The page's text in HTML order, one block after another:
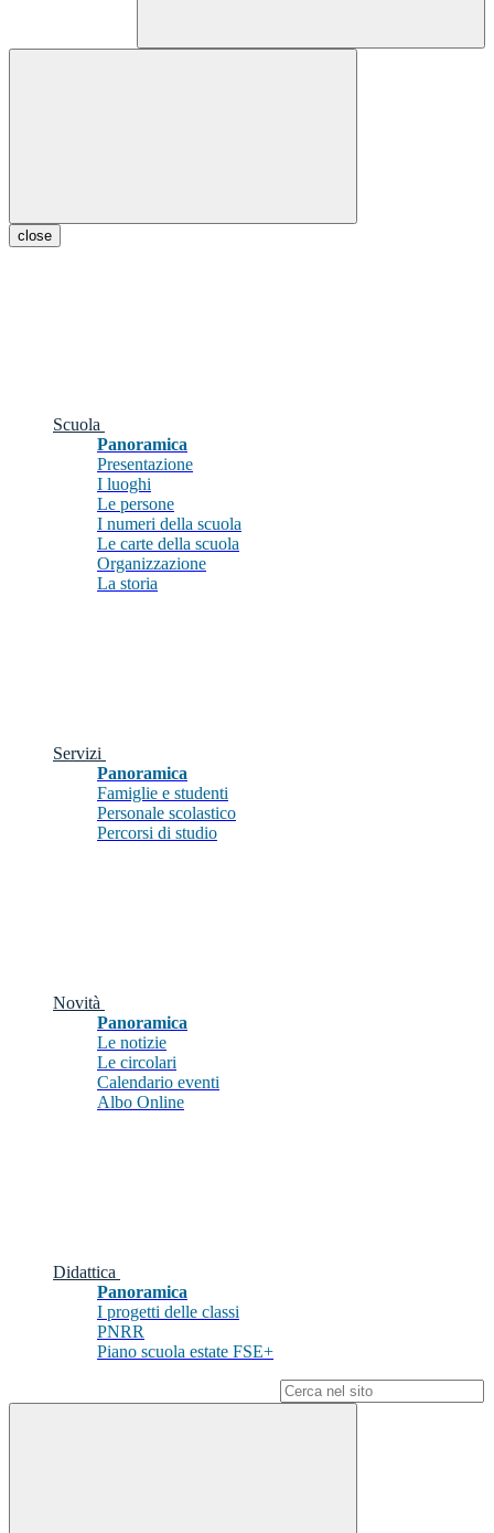
close
Scuola
Panoramica
Presentazione
I luoghi
Le persone
I numeri della scuola
Le carte della scuola
Organizzazione
La storia
Servizi
Panoramica
Famiglie e studenti
Personale scolastico
Percorsi di studio
Novità
Panoramica
Le notizie
Le circolari
Calendario eventi
Albo Online
Didattica
Panoramica
I progetti delle classi
PNRR
Piano scuola estate FSE+